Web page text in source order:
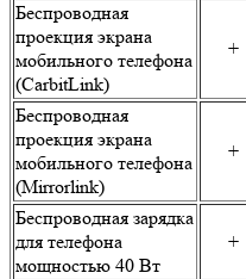
Беспроводная
проекция экрана
мобильного телефона
(CarbitLink)
+
Беспроводная
проекция экрана
мобильного телефона
(Mirrorlink)
+
Беспроводная зарядка
для телефона
мощностью 40 Вт
+